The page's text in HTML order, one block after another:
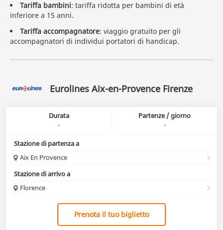
Tariffa bambini: tariffa ridotta per bambini di età
inferiore a 15 anni.
Tariffa accompagnatore: viaggio gratuito per gli
accompagnatori di individui portatori di handicap.
Eurolines Aix-en-Provence Firenze
Durata
Partenze / giorno
-
-
Stazione di partenza a
Aix En Provence
Stazione di arrivo a
Florence
Prenota il tuo biglietto